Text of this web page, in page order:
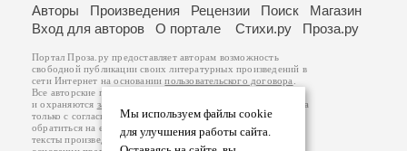
Мы используем файлы cookie
для улучшения работы сайта.
Авторы Произведения Рецензии Поиск
Магазин
Вход для авторов
О портале Стихи.ру Проза.ру
Портал Проза.ру предоставляет авторам возможность
свободной публикации своих литературных произведений в
сети Интернет на основаниипользовательского договора
Все авторские права на произведения принадлежат авторам
и охраняются законом
. Перепечатка произведений возможна
только с согласия его автора, к которому вы можете
обратиться на его авторской странице. Ответственность за
тексты произведений авторы несут самостоятельно на